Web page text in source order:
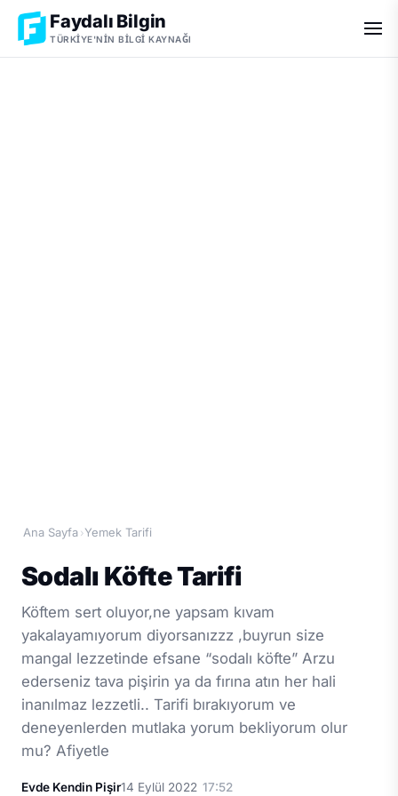
Faydalı Bilgin
TÜRKIYE'NIN BILGI KAYNAĞI
Ana Sayfa ›Yemek Tarifi
Sodalı Köfte Tarifi
Köftem sert oluyor,ne yapsam kıvam
yakalayamıyorum diyorsanızzz ,buyrun size
mangal lezzetinde efsane “sodalı köfte” Arzu
ederseniz tava pişirin ya da fırına atın her hali
inanılmaz lezzetli.. Tarifi bırakıyorum ve
deneyenlerden mutlaka yorum bekliyorum olur
mu? Afiyetle
Evde Kendin Pişir14 Eylül 2022 17:52